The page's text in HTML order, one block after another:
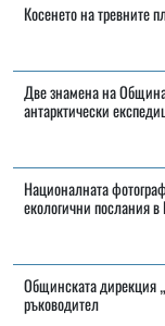
Косенето на тревните
Две знамена на Община
антарктически
Националната
екологични послания в
Общинската дирекция
ръководител